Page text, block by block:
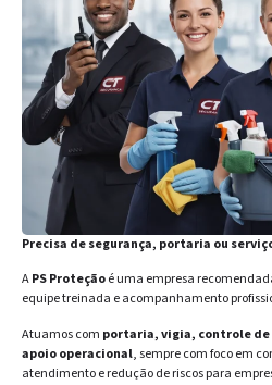
Precisa de segurança, portaria ou
APS Proteçãoé uma empresa
equipe treinada e acompanhamento
Atuamos com portaria, vigia, controle de
apoio operacional, sempre com foco em
atendimento e redução de riscos para